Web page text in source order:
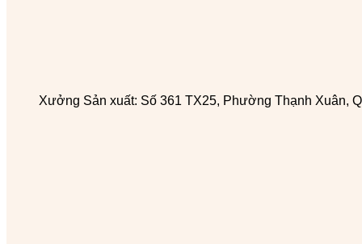
Xưởng Sản xuất: Số 361 TX25, Phường Thạnh Xuân,